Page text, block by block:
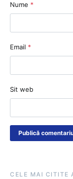
Nume *
Email *
Sit web
CELE MAI CITITE